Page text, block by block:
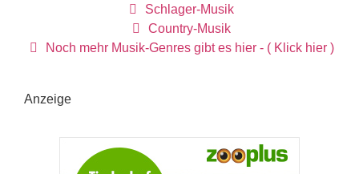
Schlager-Musik
Country-Musik
Noch mehr Musik-Genres gibt es hier - ( Klick hier )
Anzeige